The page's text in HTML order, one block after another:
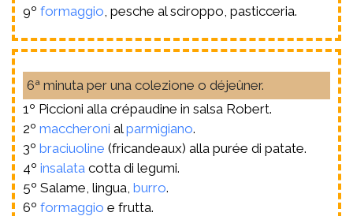
9º formaggio , pesche al sciroppo, pasticceria.
6ª minuta per una colezione o déjeûner.
1º Piccioni alla crépaudine in salsa Robert.
2º maccheroni alparmigiano.
3º braciuoline (fricandeaux) alla purée di patate.
4º insalata cotta di legumi.
5º Salame, lingua, burro.
6º formaggio e frutta.